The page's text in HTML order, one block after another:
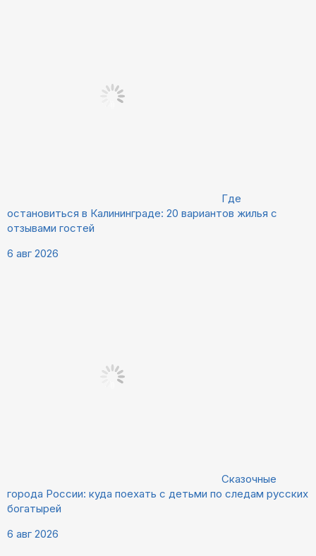
Где
остановиться в Калининграде: 20 вариантов жилья с
отзывами гостей
6 авг 2026
Сказочные
города России: куда поехать с детьми по следам русских
богатырей
6 авг 2026